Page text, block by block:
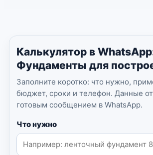
Калькулятор в
Фундаменты для
Заполните коротко: что нужно,
бюджет, сроки и телефон. Данные
готовым сообщением в WhatsApp.
Что нужно